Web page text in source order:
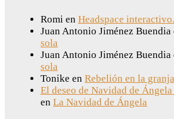
Romi en Headspace
Juan Antonio Jiménez Buendia
sola
Juan Antonio Jiménez Buendia
sola
Tonike en Rebelión en la
El deseo de Navidad de
en La Navidad de Ángela